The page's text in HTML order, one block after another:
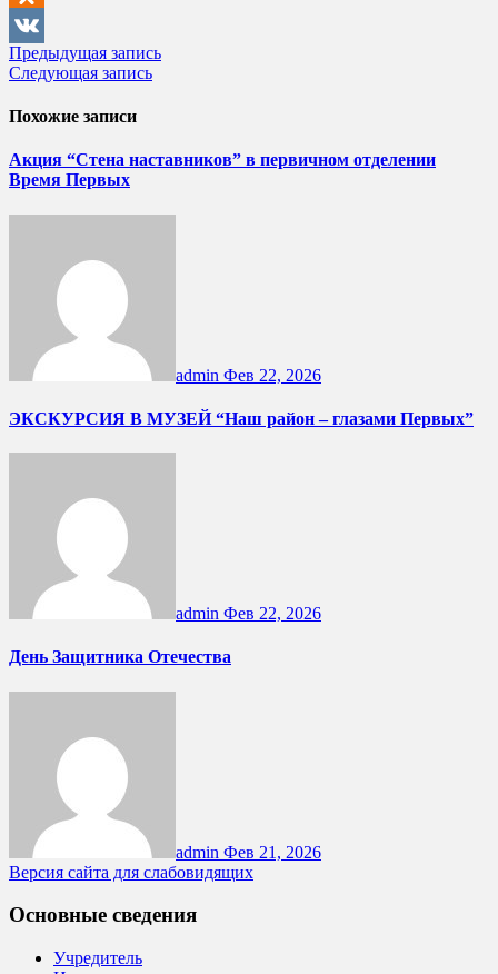
Odnoklassniki
VK
Навигация
по
записям
Предыдущая запись
Следующая запись
Похожие записи
Акция “Стена наставников” в первичном отделении
Время Первых
admin Фев 22, 2026
ЭКСКУРСИЯ В МУЗЕЙ “Наш район – глазами Первых”
admin Фев 22, 2026
День Защитника Отечества
admin Фев 21, 2026
Версия сайта для слабовидящих
Основные сведения
Учредитель